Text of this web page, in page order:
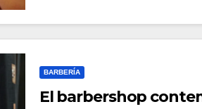
BARBERÍA
El barbershop